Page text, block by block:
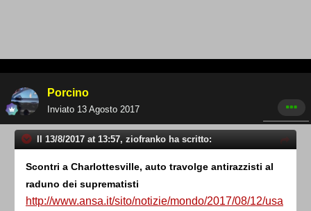
Porcino
Inviato 13 Agosto 2017
Il 13/8/2017 at 13:57, ziofranko ha scritto:
Scontri a Charlottesville, auto travolge antirazzisti al
raduno dei suprematisti
http://www.ansa.it/sito/notizie/mondo/2017/08/12/usa